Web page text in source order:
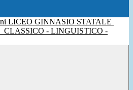
LICEO GINNASIO STATALE
CLASSICO - LINGUISTICO -